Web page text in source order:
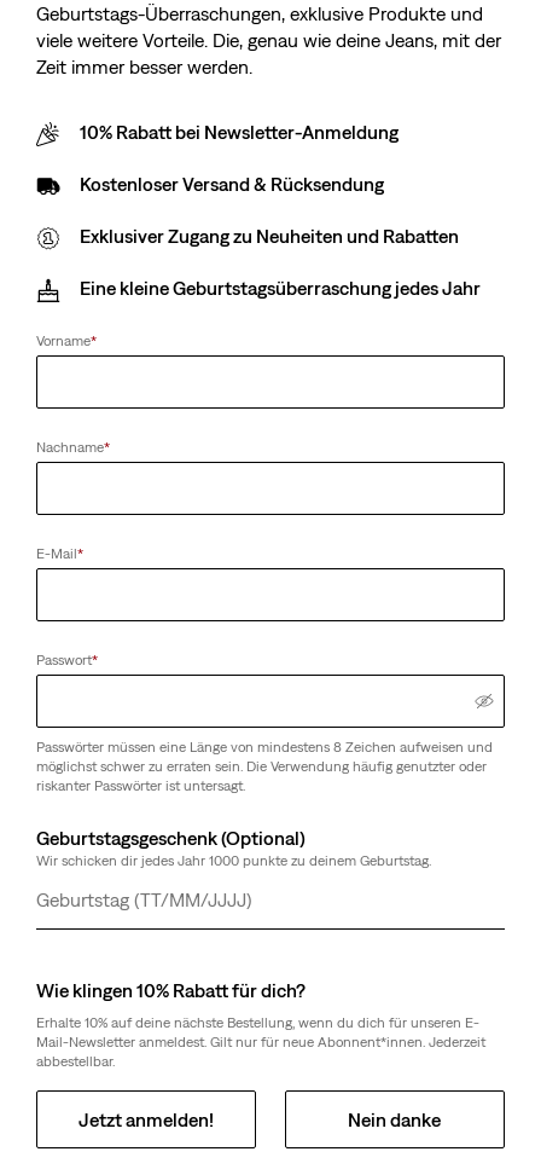
Geburtstags-Überraschungen, exklusive Produkte und
viele weitere Vorteile. Die, genau wie deine Jeans, mit der
Zeit immer besser werden.
10% Rabatt bei Newsletter-Anmeldung
Kostenloser Versand & Rücksendung
Exklusiver Zugang zu Neuheiten und Rabatten
Eine kleine Geburtstagsüberraschung jedes Jahr
Vorname*
Nachname*
E-Mail*
Passwort*
Passwörter müssen eine Länge von mindestens 8 Zeichen aufweisen und
möglichst schwer zu erraten sein. Die Verwendung häufig genutzter oder
riskanter Passwörter ist untersagt.
Geburtstagsgeschenk (Optional)
Wir schicken dir jedes Jahr 1000 punkte zu deinem Geburtstag.
Tag
Monat
Jahr
Wie klingen 10% Rabatt für dich?
Erhalte 10% auf deine nächste Bestellung, wenn du dich für unseren E-
Mail-Newsletter anmeldest. Gilt nur für neue Abonnent*innen. Jederzeit
abbestellbar.
Jetzt anmelden! Nein danke